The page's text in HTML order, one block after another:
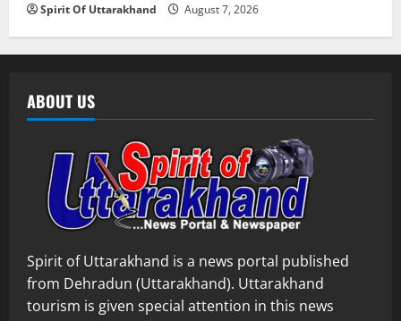
Spirit Of Uttarakhand August 7, 2026
ABOUT US
Spirit of Uttarakhand is a news portal published
from Dehradun (Uttarakhand). Uttarakhand
tourism is given special attention in this news